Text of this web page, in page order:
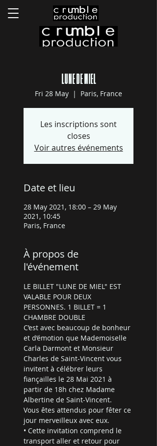
LUNE DE MIEL
Fri 28 May
  |
Paris, France
Les inscriptions sont
closes
Voir autres événements
Date et lieu
28 May 2021, 18:00 – 29 May
2021, 10:45
Paris, France
À propos de
l'événement
LE BILLET "LUNE DE MIEL" EST
VALABLE POUR DEUX
PERSONNES. 1 BILLET = 1
CHAMBRE DOUBLE
C’est avec beaucoup de bonheur
et d’émotion que Mademoiselle
Carla Darmont et Monsieur
Charles de Saint-Vincent vous
invitent à célébrer leurs
fiançailles le 28 Mai 2021 à
partir de 18h chez Madame
Albertine de Saint-Vincent.
Vous êtes attendus pour fêter ce
jour merveilleux avec eux.
• Cette invitation comprend le
transport aller et retour pour